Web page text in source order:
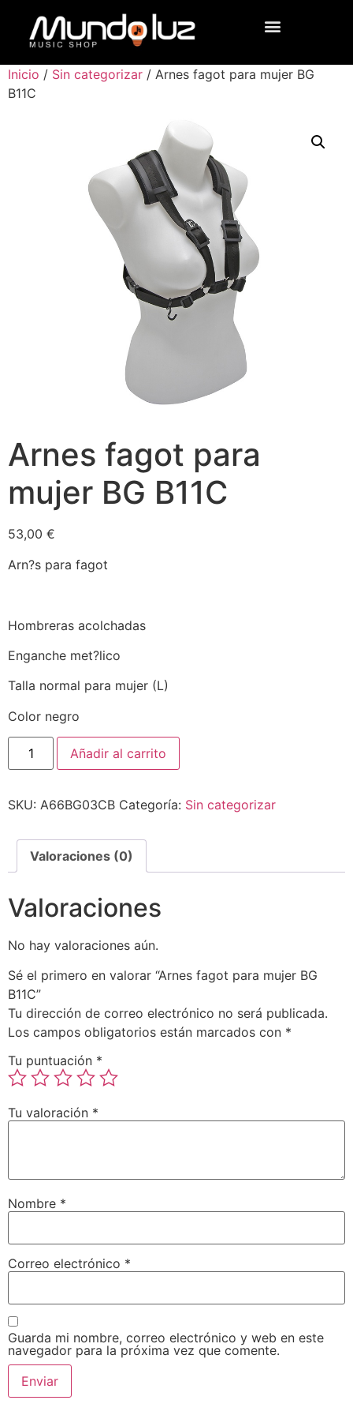
Inicio / Sin categorizar / Arnes fagot para mujer BG
B11C
Arnes fagot para
mujer BG B11C
53,00 €
Arn?s para fagot
Hombreras acolchadas
Enganche met?lico
Talla normal para mujer (L)
Color negro
Añadir al carrito
SKU: A66BG03CB Categoría: Sin categorizar
Valoraciones (0)
Valoraciones
No hay valoraciones aún.
Sé el primero en valorar “Arnes fagot para mujer BG
B11C”
Tu dirección de correo electrónico no será publicada.
Los campos obligatorios están marcados con *
Tu puntuación *
Tu valoración *
Nombre *
Correo electrónico *
Guarda mi nombre, correo electrónico y web en este
navegador para la próxima vez que comente.